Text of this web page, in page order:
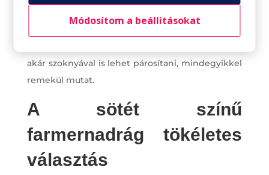
akár szoknyával is lehet párosítani, mindegyikkel
remekül mutat.
A sötét színű
farmernadrág tökéletes
választás
Módosítom a beállításokat